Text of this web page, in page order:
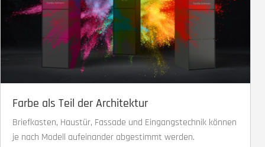
Farbe als Teil der Architektur
Briefkasten, Haustür, Fassade und Eingangstechnik können
je nach Modell aufeinander abgestimmt werden.